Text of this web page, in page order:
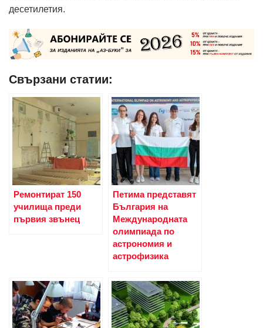
десетилетия.
Свързани статии:
Ремонтират 150
училища преди
първия звънец
Петима представят
България на
Международната
олимпиада по
астрономия и
астрофизика